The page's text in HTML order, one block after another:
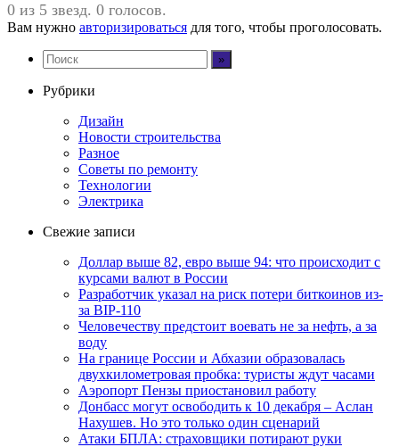
0 из 5 звезд. 0 голосов.
Вам нужно авторизироваться для того, чтобы проголосовать.
Рубрики
Дизайн
Новости строительства
Разное
Советы по ремонту
Технологии
Электрика
Свежие записи
Доллар выше 82, евро выше 94: что происходит с
курсами валют в России
Разработчик указал на риск потери биткоинов из-
за BIP-110
Человечеству предстоит воевать не за нефть, а за
воду
На границе России и Абхазии образовалась
двухкилометровая пробка: туристы ждут часами
Аэропорт Пензы приостановил работу
Донбасс могут освободить к 10 декабря – Аслан
Нахушев. Но это только один сценарий
Атаки БПЛА: страховщики потирают руки